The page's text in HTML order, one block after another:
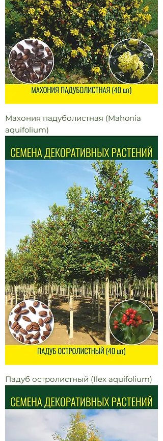
Махония падуболистная (Mahonia
aquifolium)
Падуб остролистный (Ilex aquifolium)